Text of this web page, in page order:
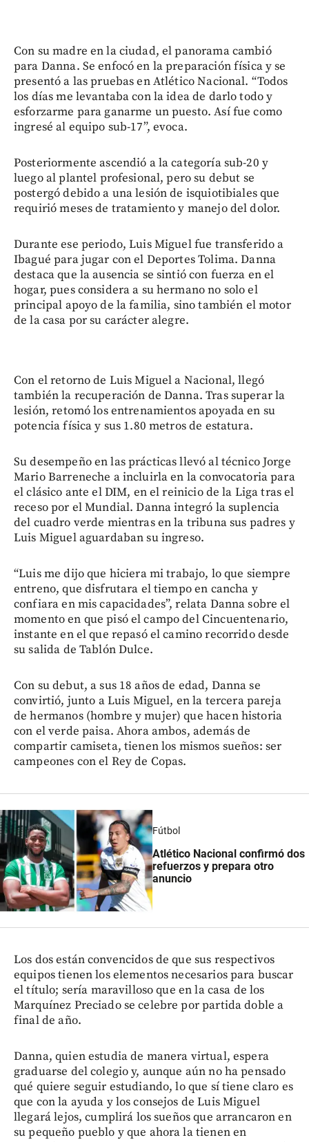
Con su madre en la ciudad, el panorama cambió
para Danna. Se enfocó en la preparación física y se
presentó a las pruebas en Atlético Nacional. “Todos
los días me levantaba con la idea de darlo todo y
esforzarme para ganarme un puesto. Así fue como
ingresé al equipo sub-17”, evoca.
Posteriormente ascendió a la categoría sub-20 y
luego al plantel profesional, pero su debut se
postergó debido a una lesión de isquiotibiales que
requirió meses de tratamiento y manejo del dolor.
Durante ese periodo, Luis Miguel fue transferido a
Ibagué para jugar con el Deportes Tolima. Danna
destaca que la ausencia se sintió con fuerza en el
hogar, pues considera a su hermano no solo el
principal apoyo de la familia, sino también el motor
de la casa por su carácter alegre.
Con el retorno de Luis Miguel a Nacional, llegó
también la recuperación de Danna. Tras superar la
lesión, retomó los entrenamientos apoyada en su
potencia física y sus 1.80 metros de estatura.
Su desempeño en las prácticas llevó al técnico Jorge
Mario Barreneche a incluirla en la convocatoria para
el clásico ante el DIM, en el reinicio de la Liga tras el
receso por el Mundial. Danna integró la suplencia
del cuadro verde mientras en la tribuna sus padres y
Luis Miguel aguardaban su ingreso.
“Luis me dijo que hiciera mi trabajo, lo que siempre
entreno, que disfrutara el tiempo en cancha y
confiara en mis capacidades”, relata Danna sobre el
momento en que pisó el campo del Cincuentenario,
instante en el que repasó el camino recorrido desde
su salida de Tablón Dulce.
Con su debut, a sus 18 años de edad, Danna se
convirtió, junto a Luis Miguel, en la tercera pareja
de hermanos (hombre y mujer) que hacen historia
con el verde paisa. Ahora ambos, además de
compartir camiseta, tienen los mismos sueños: ser
campeones con el Rey de Copas.
Fútbol
Atlético Nacional confirmó dos
refuerzos y prepara otro
anuncio
Los dos están convencidos de que sus respectivos
equipos tienen los elementos necesarios para buscar
el título; sería maravilloso que en la casa de los
Marquínez Preciado se celebre por partida doble a
final de año.
Danna, quien estudia de manera virtual, espera
graduarse del colegio y, aunque aún no ha pensado
qué quiere seguir estudiando, lo que sí tiene claro es
que con la ayuda y los consejos de Luis Miguel
llegará lejos, cumplirá los sueños que arrancaron en
su pequeño pueblo y que ahora la tienen en